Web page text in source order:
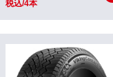
税込/4本